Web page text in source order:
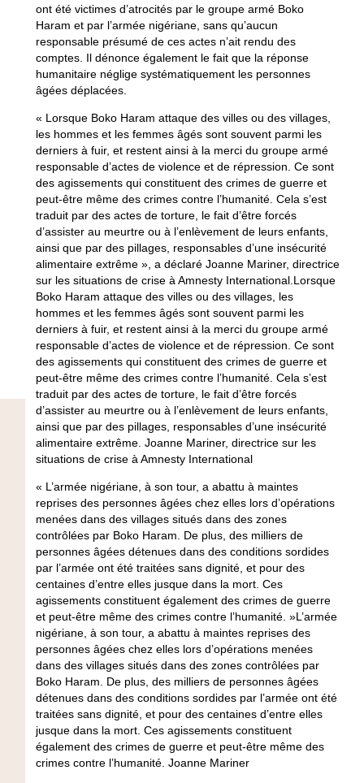
ont été victimes d’atrocités par le groupe armé Boko
Haram et par l’armée nigériane, sans qu’aucun
responsable présumé de ces actes n’ait rendu des
comptes. Il dénonce également le fait que la réponse
humanitaire néglige systématiquement les personnes
âgées déplacées.
« Lorsque Boko Haram attaque des villes ou des villages,
les hommes et les femmes âgés sont souvent parmi les
derniers à fuir, et restent ainsi à la merci du groupe armé
responsable d’actes de violence et de répression. Ce sont
des agissements qui constituent des crimes de guerre et
peut-être même des crimes contre l’humanité. Cela s’est
traduit par des actes de torture, le fait d’être forcés
d’assister au meurtre ou à l’enlèvement de leurs enfants,
ainsi que par des pillages, responsables d’une insécurité
alimentaire extrême », a déclaré Joanne Mariner, directrice
sur les situations de crise à Amnesty International.Lorsque
Boko Haram attaque des villes ou des villages, les
hommes et les femmes âgés sont souvent parmi les
derniers à fuir, et restent ainsi à la merci du groupe armé
responsable d’actes de violence et de répression. Ce sont
des agissements qui constituent des crimes de guerre et
peut-être même des crimes contre l’humanité. Cela s’est
traduit par des actes de torture, le fait d’être forcés
d’assister au meurtre ou à l’enlèvement de leurs enfants,
ainsi que par des pillages, responsables d’une insécurité
alimentaire extrême. Joanne Mariner, directrice sur les
situations de crise à Amnesty International
« L’armée nigériane, à son tour, a abattu à maintes
reprises des personnes âgées chez elles lors d’opérations
menées dans des villages situés dans des zones
contrôlées par Boko Haram. De plus, des milliers de
personnes âgées détenues dans des conditions sordides
par l’armée ont été traitées sans dignité, et pour des
centaines d’entre elles jusque dans la mort. Ces
agissements constituent également des crimes de guerre
et peut-être même des crimes contre l’humanité. »L’armée
nigériane, à son tour, a abattu à maintes reprises des
personnes âgées chez elles lors d’opérations menées
dans des villages situés dans des zones contrôlées par
Boko Haram. De plus, des milliers de personnes âgées
détenues dans des conditions sordides par l’armée ont été
traitées sans dignité, et pour des centaines d’entre elles
jusque dans la mort. Ces agissements constituent
également des crimes de guerre et peut-être même des
crimes contre l’humanité. Joanne Mariner